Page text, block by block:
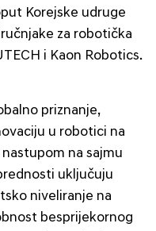
Korejske udruge
za robotička
i Kaon Robotics.
priznanje,
u robotici na
na sajmu
uključuju
niveliranje na
besprijekornog